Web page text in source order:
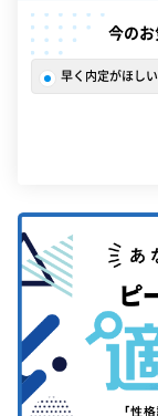
今のお
早く内定がほしい